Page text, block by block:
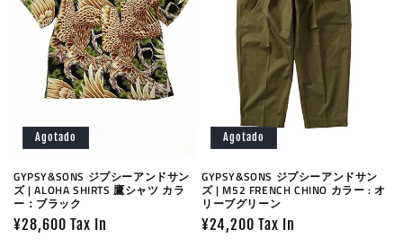
Agotado
GYPSY&SONS ジプシーアンドサン
ズ | ALOHA SHIRTS 鷹シャツ カラ
ー：ブラック
Precio
¥28,600 Tax In
Agotado
GYPSY&SONS ジプシーアンドサン
ズ | M52 FRENCH CHINO カラー : オ
リーブグリーン
Precio
¥24,200 Tax In